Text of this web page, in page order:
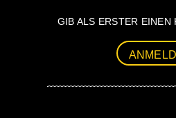
GIB ALS ERSTER EINEN